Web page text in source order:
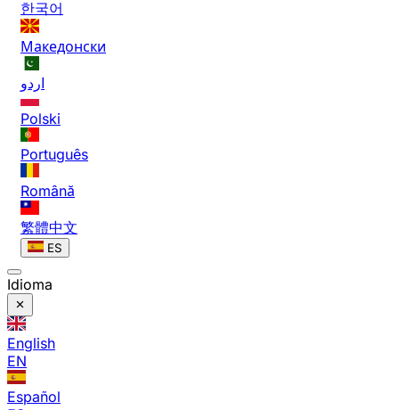
한국어
Македонски
اردو
Polski
Português
Română
繁體中文
ES
Idioma
English
EN
Español